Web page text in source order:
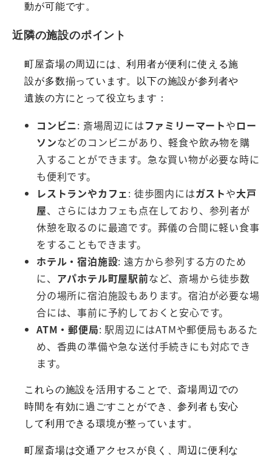
動が可能です。
近隣の施設のポイント
町屋斎場の周辺には、利用者が便利に使える施
設が多数揃っています。以下の施設が参列者や
遺族の方にとって役立ちます：
コンビニ: 斎場周辺にはファミリーマートやロー
ソンなどのコンビニがあり、軽食や飲み物を購
入することができます。急な買い物が必要な時に
も便利です。
レストランやカフェ : 徒歩圏内にはガストや大戸
屋、さらにはカフェも点在しており、参列者が
休憩を取るのに最適です。葬儀の合間に軽い食事
をすることもできます。
ホテル・宿泊施設: 遠方から参列する方のため
に、 アパホテル町屋駅前など、斎場から徒歩数
分の場所に宿泊施設もあります。宿泊が必要な場
合には、事前に予約しておくと安心です。
ATM・郵便局: 駅周辺にはATMや郵便局もあるた
め、香典の準備や急な送付手続きにも対応でき
ます。
これらの施設を活用することで、斎場周辺での
時間を有効に過ごすことができ、参列者も安心
して利用できる環境が整っています。
町屋斎場は交通アクセスが良く、周辺に便利な